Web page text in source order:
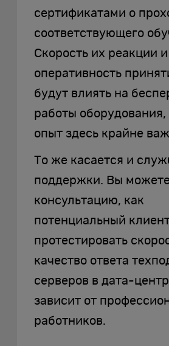
сертификатами о
соответствующего
Скорость их реакции и
оперативность
будут влиять на
работы оборудования,
опыт здесь крайне
То же касается и
поддержки. Вы
консультацию, как
потенциальный
протестировать
качество ответа
серверов в дата-
зависит от
работников.